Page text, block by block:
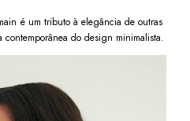
é um tributo à elegância de outras
do design minimalista.